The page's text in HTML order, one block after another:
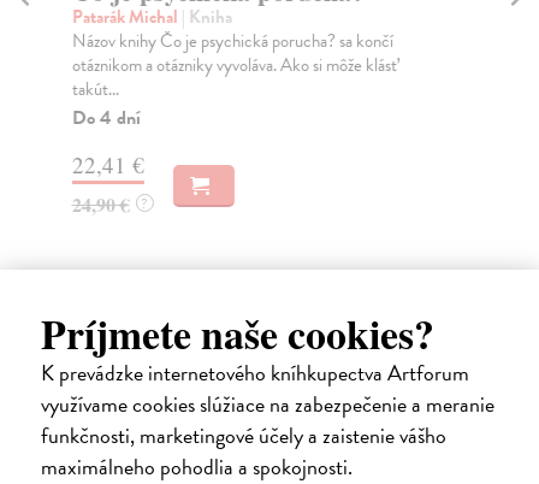
Príjmete naše cookies?
K prevádzke internetového kníhkupectva Artforum
využívame cookies slúžiace na zabezpečenie a meranie
funkčnosti, marketingové účely a zaistenie vášho
maximálneho pohodlia a spokojnosti.
Zvarík Michal| Kniha
Monografia Od Nikoho k Odysseovi sa zaoberá
otázkou, ako sa rozvíjajú a v čom spočívajú vzájomné
vzť...
Zasielame do 14 dní
7,51 €
7,90 € ?
Ďalšie z kategórie politológia